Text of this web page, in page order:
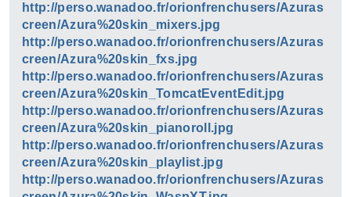
http://perso.wanadoo.fr/orionfrenchusers/Azuras
creen/Azura%20skin_mixers.jpg
http://perso.wanadoo.fr/orionfrenchusers/Azuras
creen/Azura%20skin_fxs.jpg
http://perso.wanadoo.fr/orionfrenchusers/Azuras
creen/Azura%20skin_TomcatEventEdit.jpg
http://perso.wanadoo.fr/orionfrenchusers/Azuras
creen/Azura%20skin_pianoroll.jpg
http://perso.wanadoo.fr/orionfrenchusers/Azuras
creen/Azura%20skin_playlist.jpg
http://perso.wanadoo.fr/orionfrenchusers/Azuras